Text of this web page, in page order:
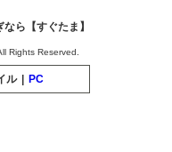
ら【すぐたま】
Rights Reserved.
ル | PC